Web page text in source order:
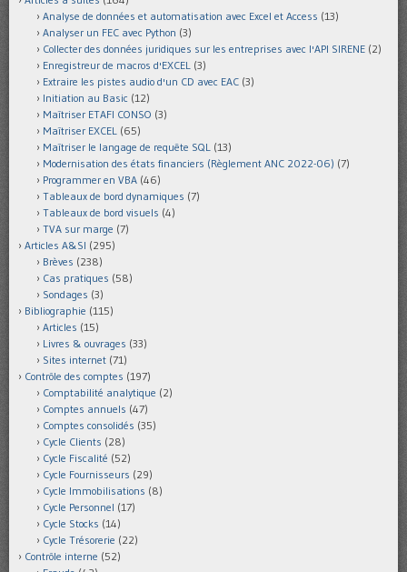
Analyse de données et automatisation avec Excel et Access (13)
Analyser un FEC avec Python (3)
Collecter des données juridiques sur les entreprises avec l'API SIRENE (2)
Enregistreur de macros d'EXCEL (3)
Extraire les pistes audio d'un CD avec EAC (3)
Initiation au Basic (12)
Maîtriser ETAFI CONSO (3)
Maîtriser EXCEL (65)
Maîtriser le langage de requête SQL (13)
Modernisation des états financiers (Règlement ANC 2022-06) (7)
Programmer en VBA (46)
Tableaux de bord dynamiques (7)
Tableaux de bord visuels (4)
TVA sur marge (7)
Articles A&SI (295)
Brèves (238)
Cas pratiques (58)
Sondages (3)
Bibliographie (115)
Articles (15)
Livres & ouvrages (33)
Sites internet (71)
Contrôle des comptes (197)
Comptabilité analytique (2)
Comptes annuels (47)
Comptes consolidés (35)
Cycle Clients (28)
Cycle Fiscalité (52)
Cycle Fournisseurs (29)
Cycle Immobilisations (8)
Cycle Personnel (17)
Cycle Stocks (14)
Cycle Trésorerie (22)
Contrôle interne (52)